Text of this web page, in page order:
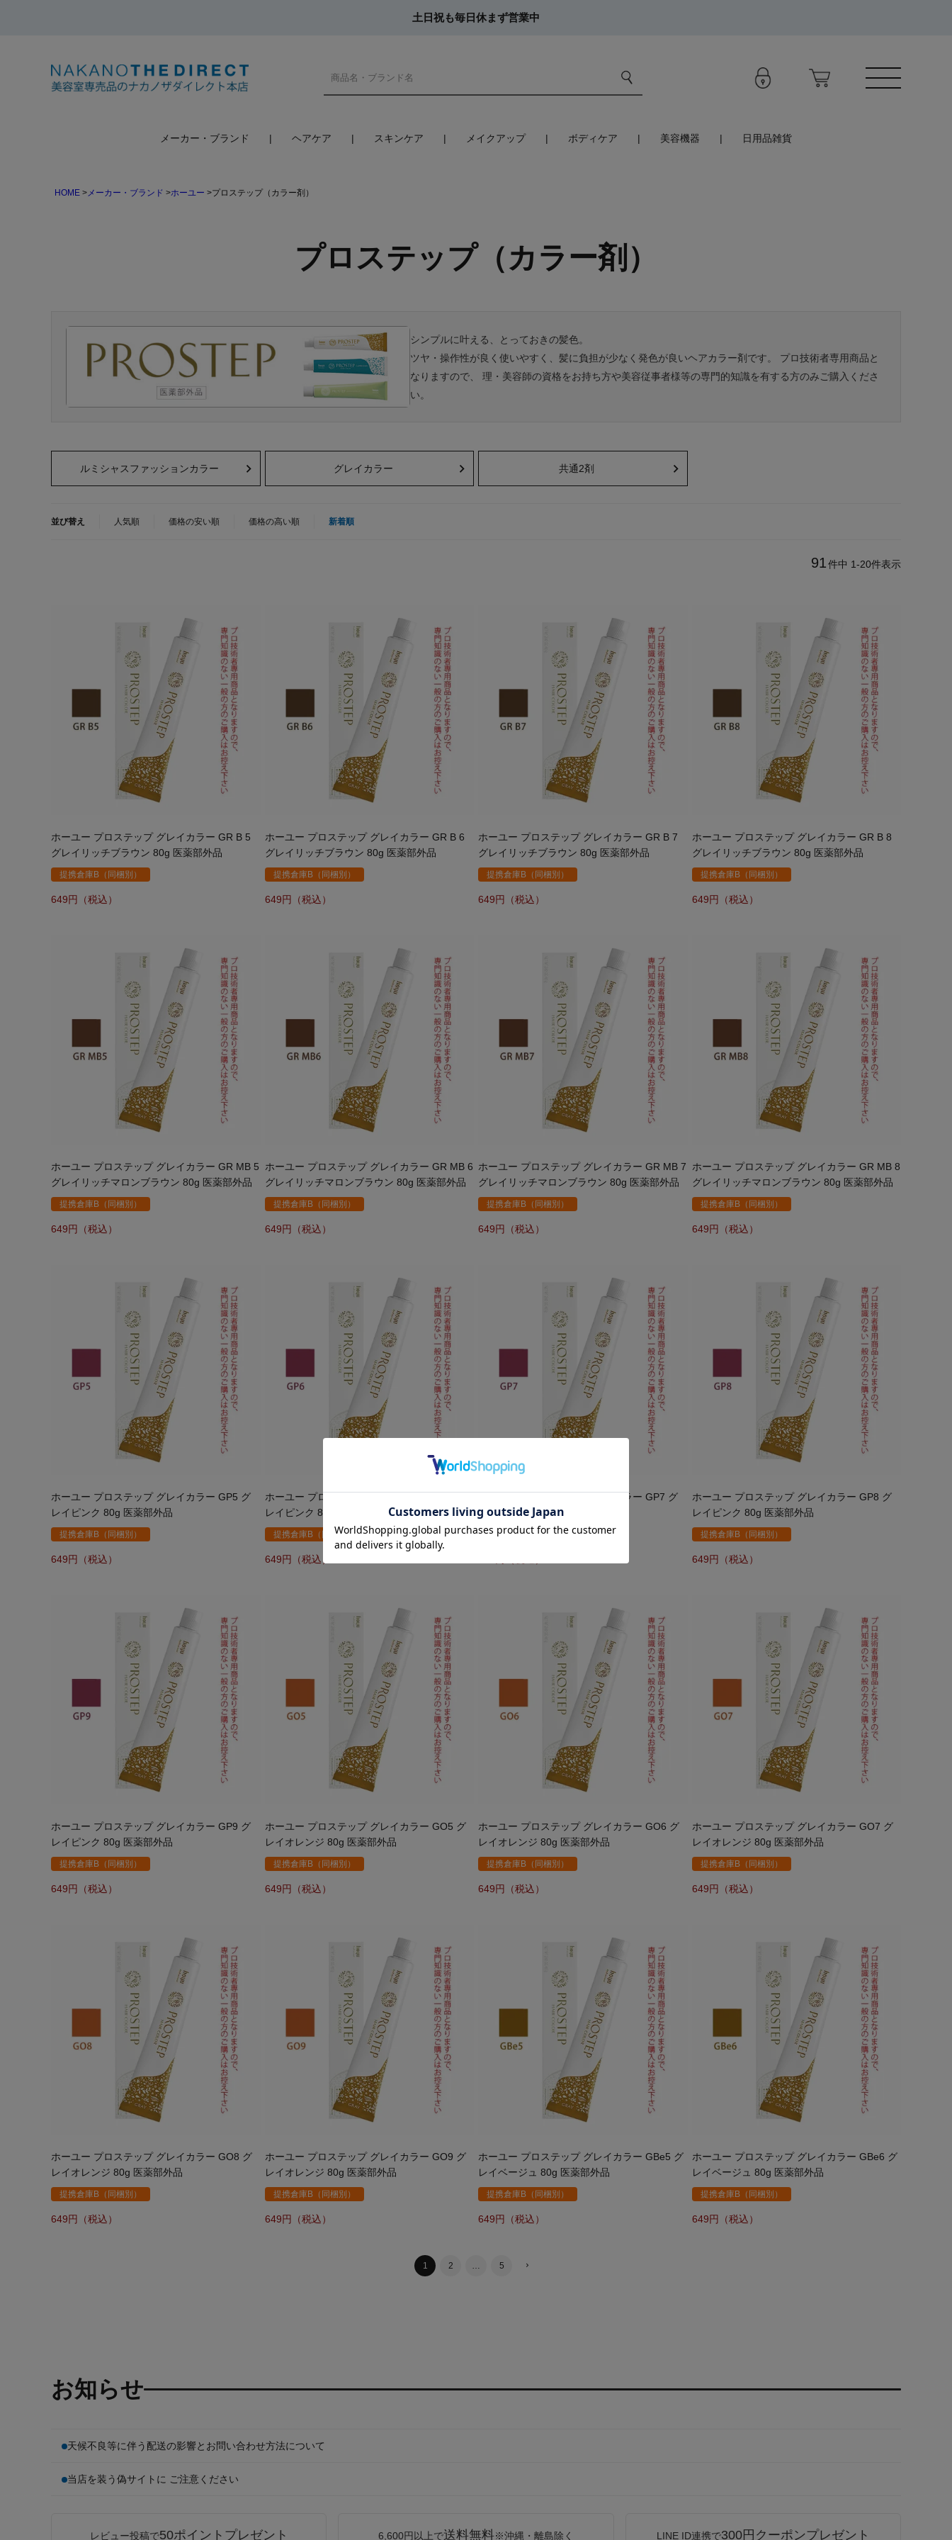
土日祝も毎日休まず営業中
メーカー・ブランド ヘアケア スキンケア メイクアップ ボディケア 美容機器 日用品雑貨
HOME メーカー・ブランド ホーユー プロステップ（カラー剤）
プロステップ（カラー剤）
シンプルに叶える、とっておきの髪色。
ツヤ・操作性が良く使いやすく、髪に負担が少なく発色が良いヘアカラー剤です。 プロ技術者専用商品と
なりますので、 理・美容師の資格をお持ち方や美容従事者様等の専門的知識を有する方のみご購入くださ
い。
ルミシャスファッションカラー グレイカラー 共通2剤
並び替え 人気順 価格の安い順 価格の高い順 新着順
91件中 1-20件表示
ホーユー プロステップ グレイカラー GR B 5
グレイリッチブラウン 80g 医薬部外品
提携倉庫B（同梱別）
649
ホーユー プロステップ グレイカラー GR B 6
グレイリッチブラウン 80g 医薬部外品
提携倉庫B（同梱別）
649
ホーユー プロステップ グレイカラー GR B 7
グレイリッチブラウン 80g 医薬部外品
提携倉庫B（同梱別）
649
ホーユー プロステップ グレイカラー GR B 8
グレイリッチブラウン 80g 医薬部外品
提携倉庫B（同梱別）
649
ホーユー プロステップ グレイカラー GR MB 5
グレイリッチマロンブラウン 80g 医薬部外品
提携倉庫B（同梱別）
649
ホーユー プロステップ グレイカラー GR MB 6
グレイリッチマロンブラウン 80g 医薬部外品
提携倉庫B（同梱別）
649
ホーユー プロステップ グレイカラー GR MB 7
グレイリッチマロンブラウン 80g 医薬部外品
提携倉庫B（同梱別）
649
ホーユー プロステップ グレイカラー GR MB 8
グレイリッチマロンブラウン 80g 医薬部外品
提携倉庫B（同梱別）
649
ホーユー プロステップ グレイカラー GP5 グ
レイピンク 80g 医薬部外品
提携倉庫B（同梱別）
649
ホーユー プロステップ グレイカラー GP6 グ
レイピンク 80g 医薬部外品
提携倉庫B（同梱別）
649
ホーユー プロステップ グレイカラー GP7 グ
レイピンク 80g 医薬部外品
提携倉庫B（同梱別）
ホーユー プロステップ グレイカラー GP8 グ
レイピンク 80g 医薬部外品
提携倉庫B（同梱別）
649
ホーユー プロステップ グレイカラー GP9 グ
レイピンク 80g 医薬部外品
提携倉庫B（同梱別）
649
ホーユー プロステップ グレイカラー GO5 グ
レイオレンジ 80g 医薬部外品
提携倉庫B（同梱別）
649
ホーユー プロステップ グレイカラー GO6 グ
レイオレンジ 80g 医薬部外品
提携倉庫B（同梱別）
649
ホーユー プロステップ グレイカラー GO7 グ
レイオレンジ 80g 医薬部外品
提携倉庫B（同梱別）
649
ホーユー プロステップ グレイカラー GO8 グ
レイオレンジ 80g 医薬部外品
提携倉庫B（同梱別）
649
ホーユー プロステップ グレイカラー GO9 グ
レイオレンジ 80g 医薬部外品
提携倉庫B（同梱別）
649
ホーユー プロステップ グレイカラー GBe5 グ
レイベージュ 80g 医薬部外品
提携倉庫B（同梱別）
649
ホーユー プロステップ グレイカラー GBe6 グ
レイベージュ 80g 医薬部外品
提携倉庫B（同梱別）
649
1 2 … 5
お知らせ
天候不良等に伴う配送の影響とお問い合わせ方法について
当店を装う偽サイトに ご注意ください
レビュー投稿で50ポイントプレゼント 6,600円以上で送料無料※沖縄・離島除く LINE ID連携で300円クーポンプレゼント